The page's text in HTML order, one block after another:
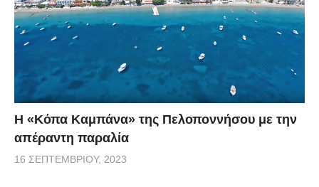
Η «Κόπα Καμπάνα» της Πελοποννήσου με την
απέραντη παραλία
16 ΣΕΠΤΕΜΒΡΊΟΥ, 2023